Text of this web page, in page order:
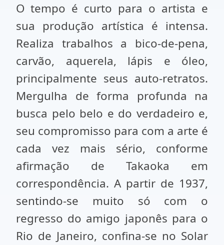
O tempo é curto para o artista e
sua produção artística é intensa.
Realiza trabalhos a bico-de-pena,
carvão, aquerela, lápis e óleo,
principalmente seus auto-retratos.
Mergulha de forma profunda na
busca pelo belo e do verdadeiro e,
seu compromisso para com a arte é
cada vez mais sério, conforme
afirmação de Takaoka em
correspondência. A partir de 1937,
sentindo-se muito só com o
regresso do amigo japonês para o
Rio de Janeiro, confina-se no Solar